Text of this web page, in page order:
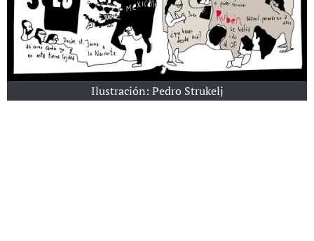
Ilustración: Pedro Strukelj